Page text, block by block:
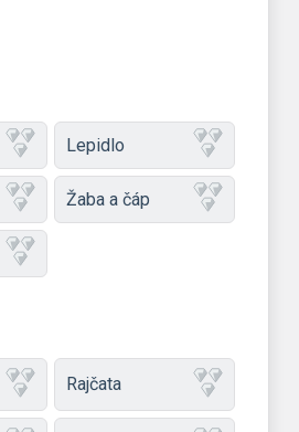
Lepidlo
Žaba a čáp
Rajčata